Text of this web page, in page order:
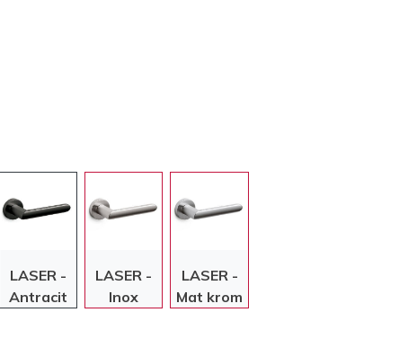
LASER -
Antracit
LASER -
Inox
LASER -
Mat krom